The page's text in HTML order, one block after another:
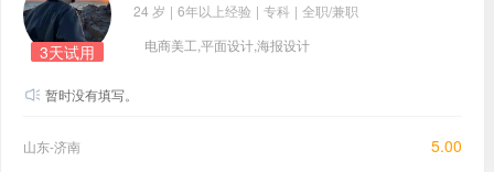
3天试用
24 岁 | 6年以上经验 | 专科 | 全职/兼职
电商美工,平面设计,海报设计
暂时没有填写。
山东-济南 5.00